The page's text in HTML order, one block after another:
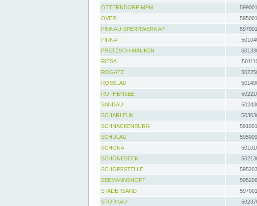
OTTERNDORF MPM
OVER
PINNAU-SPERRWERK AP
PIRNA
PRETZSCH-MAUKEN
RIESA
ROGÄTZ
ROSSLAU
ROTHENSEE
SANDAU
SCHARLEUK
SCHNACKENBURG
SCHULAU
SCHÖNA
SCHÖNEBECK
SCHÖPFSTELLE
SEEMANNSHÖFT
STADERSAND
STORKAU